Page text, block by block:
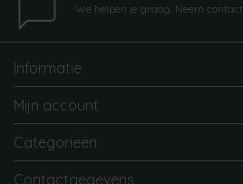
We helpen je graag. Neem
Informatie
Mijn account
Categorieën
Contactgegevens